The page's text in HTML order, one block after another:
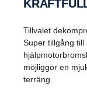
Tillvalet
Super tillgång
möjliggör en
terräng.